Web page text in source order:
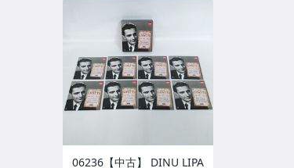
06236【中古】 DINU LIPA